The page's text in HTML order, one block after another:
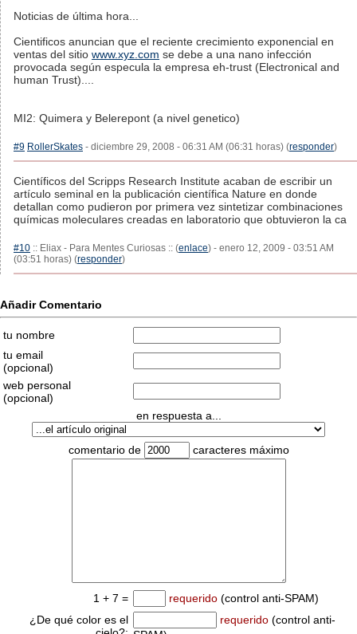
Noticias de última hora...
Cientificos anuncian que el reciente crecimiento exponencial en
ventas del sitio www.xyz.com se debe a una nano infección
provocada según especula la empresa eh-trust (Electronical and
human Trust)....
MI2: Quimera y Belerepont (a nivel genetico)
#9 RollerSkates - diciembre 29, 2008 - 06:31 AM (06:31 horas) (responder)
Científicos del Scripps Research Institute acaban de escribir un
artículo seminal en la publicación científica Nature en donde
detallan como pudieron por primera vez sintetizar combinaciones
químicas moleculares creadas en laboratorio que obtuvieron la ca
#10 :: Eliax - Para Mentes Curiosas :: (enlace) - enero 12, 2009 - 03:51 AM
(03:51 horas) (responder)
Añadir Comentario
tu nombre
tu email
(opcional)
web personal
(opcional)
en respuesta a...
comentario de caracteres máximo
1 + 7 = requerido (control anti-SPAM)
¿De qué color es el
requerido (control anti-